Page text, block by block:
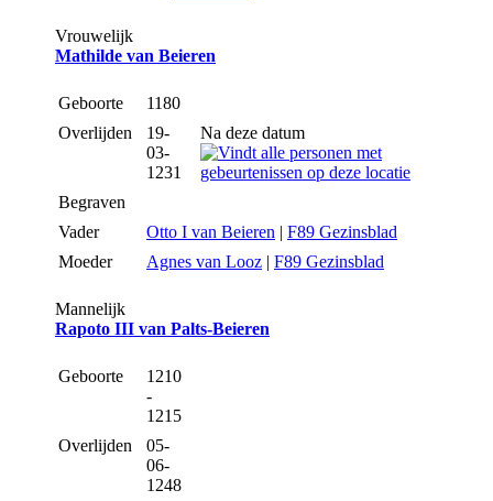
Vrouwelijk
Mathilde van Beieren
Geboorte
1180
Overlijden
19-
03-
1231
Na deze datum
Begraven
Vader
Otto I van Beieren | F89 Gezinsblad
Moeder
Agnes van Looz | F89 Gezinsblad
Mannelijk
Rapoto III van Palts-Beieren
Geboorte
1210
-
1215
Overlijden
05-
06-
1248